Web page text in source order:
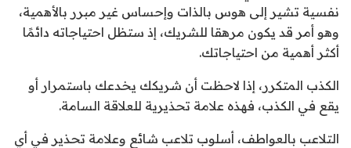
نفسية تشير إلى هوس بالذات وإحساس غير مبرر بالأهمية،
وهو أمر قد يكون مرهقا للشريك، إذ ستظل احتياجاته دائمًا
أكثر أهمية من احتياجاتك.
الكذب المتكرر، إذا لاحظت أن شريكك يخدعك باستمرار أو
يقع في الكذب، فهذه علامة تحذيرية للعلاقة السامة.
التلاعب بالعواطف، أسلوب تلاعب شائع وعلامة تحذير في أي